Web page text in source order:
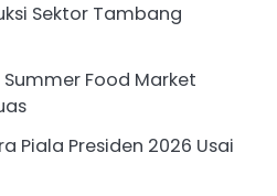
Sektor Tambang
Food Market
Piala Presiden 2026 Usai